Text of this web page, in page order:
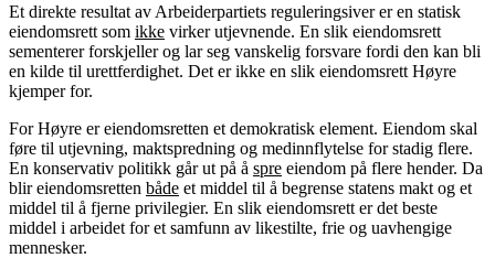
Et direkte resultat av Arbeiderpartiets reguleringsiver er en statisk
eiendomsrett som ikke virker utjevnende. En slik eiendomsrett
sementerer forskjeller og lar seg vanskelig forsvare fordi den kan bli
en kilde til urettferdighet. Det er ikke en slik eiendomsrett Høyre
kjemper for.
For Høyre er eiendomsretten et demokratisk element. Eiendom skal
føre til utjevning, maktspredning og medinnflytelse for stadig flere.
En konservativ politikk går ut på å spre eiendom på flere hender. Da
blir eiendomsretten både et middel til å begrense statens makt og et
middel til å fjerne privilegier. En slik eiendomsrett er det beste
middel i arbeidet for et samfunn av likestilte, frie og uavhengige
mennesker.